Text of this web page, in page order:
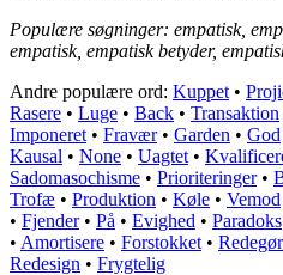
Populære søgninger: empatisk,
empatisk, empatisk betyder,
Andre populære ord: Kuppet •
Rasere • Luge • Back • Transaktion
Imponeret • Fravær• Garden • God
Kausal • None • Uagtet •
Sadomasochisme • Prioriteringer•
Trofæ • Produktion • Køle • Vemod
• Fjender• På • Evighed • Paradoks
• Amortisere • Forstokket •
Redesign • Frygtelig